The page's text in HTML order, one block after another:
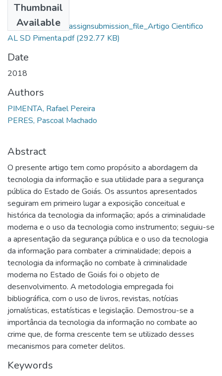
Thumbnail
Available
Rafael Pereira
Pimenta_14683_assignsubmission_file_Artigo Cientifico
AL SD Pimenta.pdf(292.77 KB)
Date
2018
Authors
PIMENTA, Rafael Pereira
PERES, Pascoal Machado
Abstract
O presente artigo tem como propósito a abordagem da
tecnologia da informação e sua utilidade para a segurança
pública do Estado de Goiás. Os assuntos apresentados
seguiram em primeiro lugar a exposição conceitual e
histórica da tecnologia da informação; após a criminalidade
moderna e o uso da tecnologia como instrumento; seguiu-se
a apresentação da segurança pública e o uso da tecnologia
da informação para combater a criminalidade; depois a
tecnologia da informação no combate à criminalidade
moderna no Estado de Goiás foi o objeto de
desenvolvimento. A metodologia empregada foi
bibliográfica, com o uso de livros, revistas, notícias
jornalísticas, estatísticas e legislação. Demostrou-se a
importância da tecnologia da informação no combate ao
crime que, de forma crescente tem se utilizado desses
mecanismos para cometer delitos.
Keywords